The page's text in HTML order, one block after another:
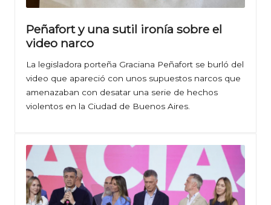
Peñafort y una sutil ironía sobre el
video narco
La legisladora porteña Graciana Peñafort se burló del
video que apareció con unos supuestos narcos que
amenazaban con desatar una serie de hechos
violentos en la Ciudad de Buenos Aires.